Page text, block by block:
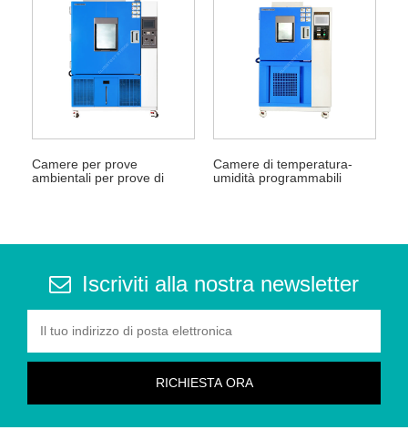
Camere per prove
ambientali per prove di
Camere di temperatura-
umidità programmabili
Iscriviti alla nostra newsletter